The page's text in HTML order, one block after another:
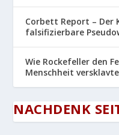
Corbett Report – Der
falsifizierbare
Wie Rockefeller den
Menschheit versklavte
NACHDENK